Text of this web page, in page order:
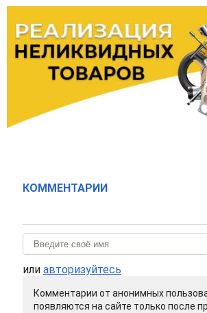
КОММЕНТАРИИ
или авторизуйтесь
Комментарии от анонимных
появляются на сайте только после